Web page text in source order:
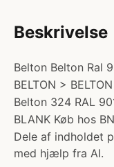
Beskrivelse
Belton Belton Ral
BELTON >
Belton 324 RAL
BLANK Køb hos
Dele af indholdet
med hjælp fra AI.